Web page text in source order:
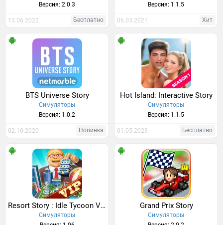
Версия: 2.0.3
13.06.2022 Бесплатно
Версия: 1.1.5
06.03.2021 Хит
BTS Universe Story
Симуляторы
Версия: 1.0.2
02.10.2020 Новинка
Hot Island: Interactive Story
Симуляторы
Версия: 1.1.5
01.05.2023 Бесплатно
Resort Story : Idle Tycoon VIP
Симуляторы
Grand Prix Story
Симуляторы